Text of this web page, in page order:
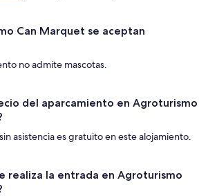
Can Marquet se aceptan
no admite mascotas.
del aparcamiento en Agroturismo
asistencia es gratuito en este alojamiento.
realiza la entrada en Agroturismo